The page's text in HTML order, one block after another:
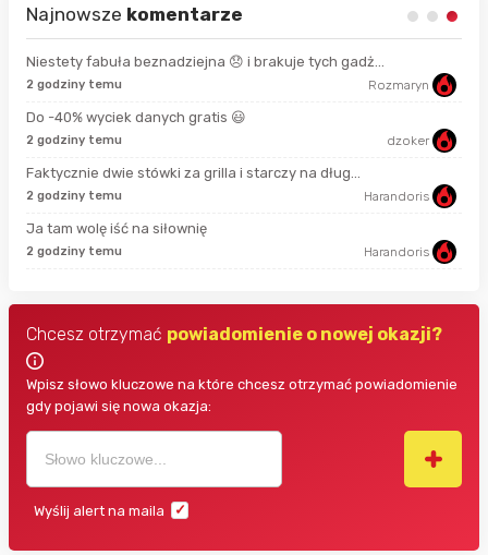
Najnowsze komentarze
Niestety fabuła beznadziejna 😞 i brakuje tych gadż...
2 godziny temu Rozmaryn
Do -40% wyciek danych gratis 😃
2 godziny temu dzoker
Faktycznie dwie stówki za grilla i starczy na dług...
2 godziny temu Harandoris
Ja tam wolę iść na siłownię
2 godziny temu Harandoris
Chcesz otrzymać powiadomienie o nowej okazji?
Wpisz słowo kluczowe na które chcesz otrzymać powiadomienie
gdy pojawi się nowa okazja:
Wyślij alert na maila